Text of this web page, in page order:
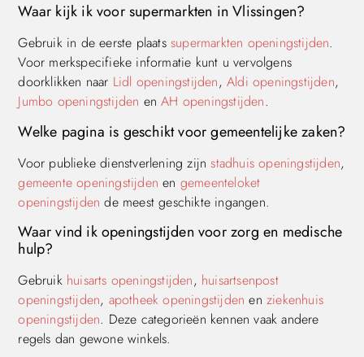
Waar kijk ik voor supermarkten in Vlissingen?
Gebruik in de eerste plaats supermarkten openingstijden.
Voor merkspecifieke informatie kunt u vervolgens
doorklikken naar Lidl openingstijden,Aldi openingstijden,
Jumbo openingstijden enAH openingstijden.
Welke pagina is geschikt voor gemeentelijke zaken?
Voor publieke dienstverlening zijnstadhuis openingstijden,
gemeente openingstijden en gemeenteloket
openingstijden de meest geschikte ingangen.
Waar vind ik openingstijden voor zorg en medische
hulp?
Gebruik huisarts openingstijden, huisartsenpost
openingstijden, apotheek openingstijden enziekenhuis
openingstijden. Deze categorieën kennen vaak andere
regels dan gewone winkels.